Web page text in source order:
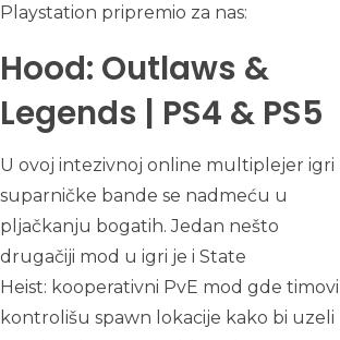
Playstation pripremio za nas:
Hood: Outlaws &
Legends | PS4 & PS5
U ovoj intezivnoj online multiplejer igri
suparničke bande se nadmeću u
pljačkanju bogatih. Jedan nešto
drugačiji mod u igri je i State
Heist: kooperativni PvE mod gde timovi
kontrolišu spawn lokacije kako bi uzeli